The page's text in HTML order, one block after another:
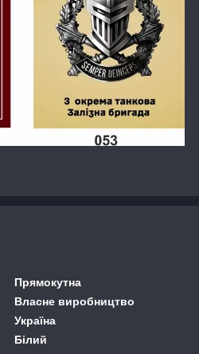
Прямокутна
Власне виробництво
Україна
Білий